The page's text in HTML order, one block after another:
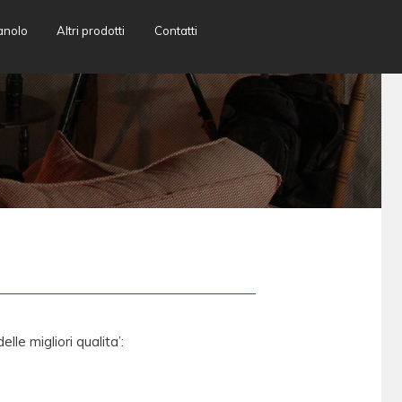
Altri prodotti Contatti
migliori qualita’: